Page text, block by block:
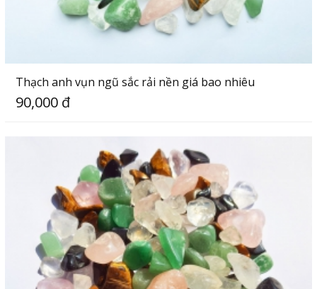
Thạch anh vụn ngũ sắc rải nền giá bao nhiêu
90,000 đ